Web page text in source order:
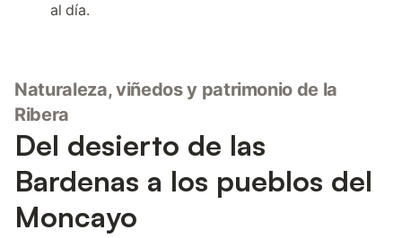
al día.
Naturaleza, viñedos y patrimonio de la
Ribera
Del desierto de las
Bardenas a los pueblos del
Moncayo